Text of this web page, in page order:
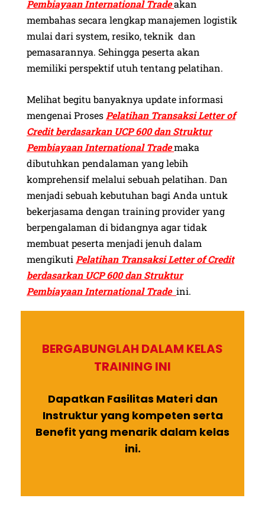
Pembiayaan International Tradeakan
membahas secara lengkap manajemen logistik
mulai dari system, resiko, teknik dan
pemasarannya. Sehingga peserta akan
memiliki perspektif utuh tentang pelatihan.
Melihat begitu banyaknya update informasi
mengenai ProsesPelatihan Transaksi Letter of
Credit berdasarkan UCP 600 dan Struktur
Pembiayaan International Trademaka
dibutuhkan pendalaman yang lebih
komprehensif melalui sebuah pelatihan. Dan
menjadi sebuah kebutuhan bagi Anda untuk
bekerjasama dengan training provider yang
berpengalaman di bidangnya agar tidak
membuat peserta menjadi jenuh dalam
mengikuti Pelatihan Transaksi Letter of Credit
berdasarkan UCP 600 dan Struktur
Pembiayaan International Trade ini.
BERGABUNGLAH DALAM KELAS
TRAINING INI
Dapatkan Fasilitas Materi dan
Instruktur yang kompeten serta
Benefit yang menarik dalam kelas
ini.